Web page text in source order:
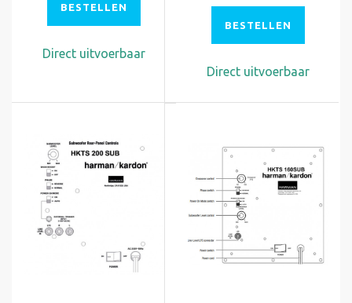
BESTELLEN
Direct uitvoerbaar
BESTELLEN
Direct uitvoerbaar